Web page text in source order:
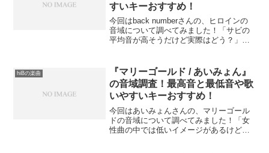
すいキーおすすめ！
今回はback numberさんの、ヒロインの
音域について調べてみました！「サビの
平均音が高そうだけど実際はどう？」
事では、『ヒロイン』の音域（最低音〜
最高音）を細かく...
hiBの楽曲
『マリーゴールド / あいみょん』
の音域調査！最高音と最低音や歌
いやすいキーおすすめ！
今回はあいみょんさんの、マリーゴール
ドの音域について調べてみました！「女
性曲の中では低いイメージがあるけど、